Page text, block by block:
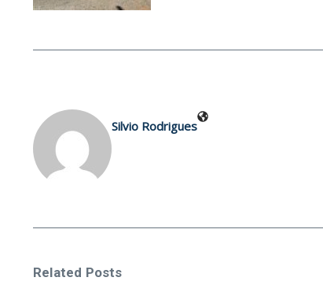
Silvio Rodrigues
Related Posts